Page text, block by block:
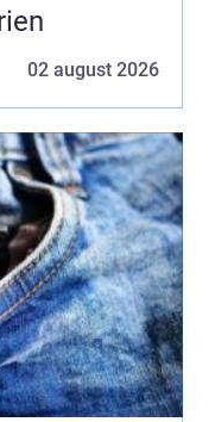
02 august 2026